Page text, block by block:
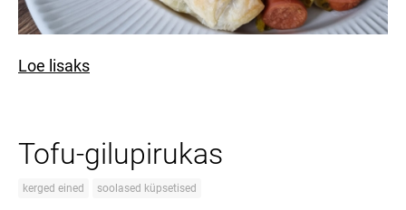
Loe lisaks
Tofu-gilupirukas
kerged eined soolased küpsetised